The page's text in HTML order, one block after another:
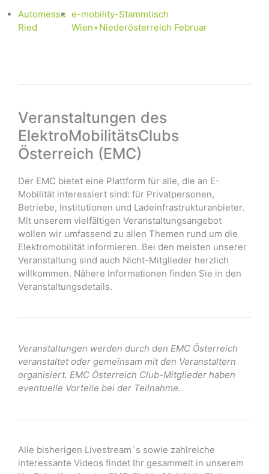
Automesse
Ried
e-mobility-Stammtisch
Wien+Niederösterreich Februar
Veranstaltungen des
ElektroMobilitätsClubs
Österreich (EMC)
Der EMC bietet eine Plattform für alle, die an E-
Mobilität interessiert sind: für Privatpersonen,
Betriebe, Institutionen und Ladeinfrastrukturanbieter.
Mit unserem vielfältigen Veranstaltungsangebot
wollen wir umfassend zu allen Themen rund um die
Elektromobilität informieren. Bei den meisten unserer
Veranstaltung sind auch Nicht-Mitglieder herzlich
willkommen. Nähere Informationen finden Sie in den
Veranstaltungsdetails.
Veranstaltungen werden durch den EMC Österreich
veranstaltet oder gemeinsam mit den Veranstaltern
organisiert. EMC Österreich Club-Mitglieder haben
eventuelle Vorteile bei der Teilnahme.
Alle bisherigen Livestream`s sowie zahlreiche
interessante Videos findet Ihr gesammelt in unserem